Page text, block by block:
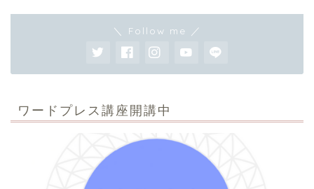
＼ Follow me ／
ワードプレス講座開講中